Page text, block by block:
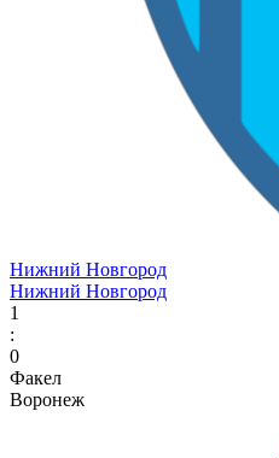
Нижний Новгород
Нижний Новгород
1
:
0
Факел
Воронеж